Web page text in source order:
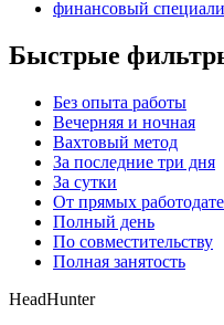
финансовый
Быстрые
Без опыта работы
Вечерняя и ночная
Вахтовый метод
За последние три дня
За сутки
От прямых
Полный день
По совместительству
Полная занятость
HeadHunter